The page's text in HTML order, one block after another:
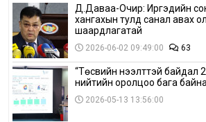
Д.Даваа-Очир: Иргэдийн
хангахын тулд санал авах
шаардлагатай
2026-06-02 09:49:00 63
“Төсвийн нээлттэй байдал
нийтийн оролцоо бага байна
2026-05-13 13:56:00